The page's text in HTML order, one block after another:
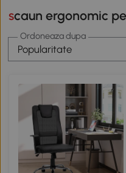
scaun ergonomic
Ordoneaza dupa
Popularitate